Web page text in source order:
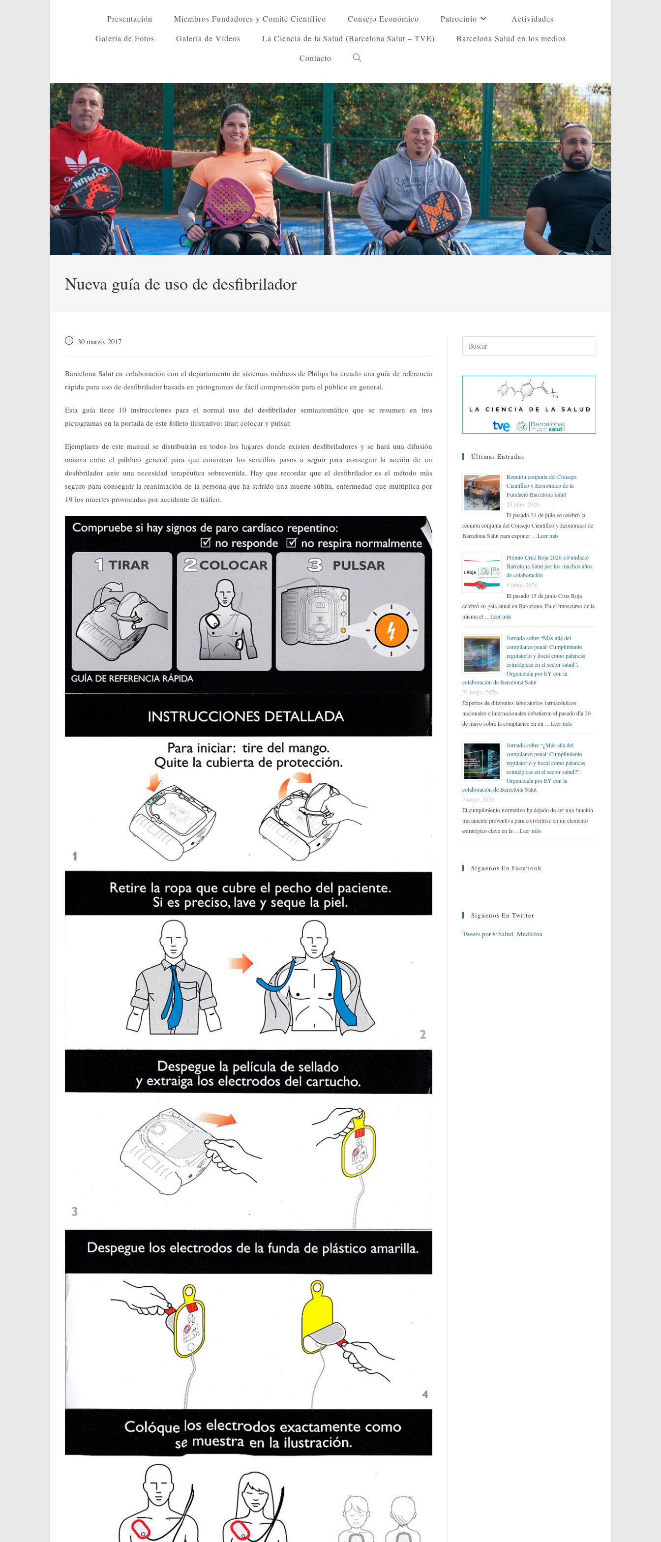
Presentación Miembros Fundadores y Comité Científico Consejo Económico Patrocinio
Actividades
Galería de Fotos
Galería de Vídeos La Ciencia de la Salud (Barcelona Salut – TVE)
Barcelona Salud en los medios
Contacto
Alternar
de
la
web
Nueva guía de uso de desfibrilador
Publicación
entrada:
30 marzo, 2017
Barcelona Salut en colaboración con el departamento de sistemas médicos de Philips ha creado una guía de referencia
rápida para uso de desfibrilador basada en pictogramas de fácil comprensión para el público en general.
Esta guía tiene 10 instrucciones para el normal uso del desfibrilador semiautomático que se resumen en tres
pictogramas en la portada de este folleto ilustrativo: tirar; colocar y pulsar.
Ejemplares de este manual se distribuirán en todos los lugares donde existen desfibriladores y se hará una difusión
masiva entre el público general para que conozcan los sencillos pasos a seguir para conseguir la acción de un
desfibrilador ante una necesidad terapéutica sobrevenida. Hay que recordar que el desfibrilador es el método más
seguro para conseguir la reanimación de la persona que ha sufrido una muerte súbita, enfermedad que multiplica por
19 los muertes provocadas por accidente de tráfico.
Últimas Entradas
Reunión conjunta del Consejo
Científico y Económico de la
Fundació Barcelona Salut
23 julio, 2026
El pasado 21 de julio se celebró la
reunión conjunta del Consejo Científico y Económico de
Barcelona Salut para exponer …Leer más
Premio Cruz Roja 2026 a Fundació
Barcelona Salut por los muchos años
de colaboración
9 junio, 2026
El pasado 15 de junio Cruz Roja
celebró su gala anual en Barcelona. En el transcurso de la
misma el …Leer más
Jornada sobre “Más allá del
compliance penal: Cumplimiento
regulatorio y fiscal como palancas
estratégicas en el sector salud”.
Organizada por EY con la
colaboración de Barcelona Salut
21 mayo, 2026
Expertos de diferentes laboratorios farmacéuticos
nacionales e internacionales debatieron el pasado día 20
de mayo sobre la compliance en un …Leer más
Jornada sobre “¿Más allá del
compliance penal: Cumplimiento
regulatorio y fiscal como palancas
estratégicas en el sector salud?”.
Organizada por EY con la
colaboración de Barcelona Salut
7 mayo, 2026
El cumplimiento normativo ha dejado de ser una función
meramente preventiva para convertirse en un elemento
estratégico clave en la …Leer más
Síguenos En Facebook
Síguenos En Twitter
Tweets por @Salud_Medicina